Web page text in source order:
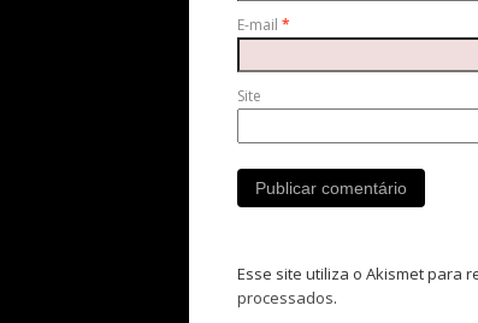
E-mail *
Site
Esse site utiliza o Akismet para
processados.